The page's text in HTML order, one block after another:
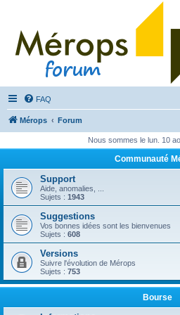
FAQ
Mérops Forum
Nous sommes le lun. 10
Communauté
Support
Aide, anomalies, ...
Sujets : 1943
Suggestions
Vos bonnes idées sont les bienvenues
Sujets : 608
Versions
Suivre l'évolution de Mérops
Sujets : 753
Bourse